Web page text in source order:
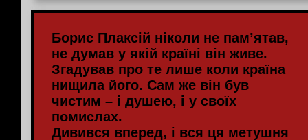
Борис Плаксій ніколи не пам’ятав,
не думав у якій країні він живе.
Згадував про те лише коли країна
нищила його. Сам же він був
чистим – і душею, і у своїх
помислах.
Дивився вперед, і вся ця метушня